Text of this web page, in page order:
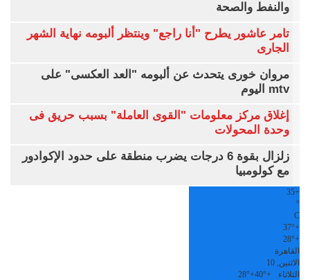
والنفط والصحة
تامر عاشور يطرح "أنا راجع" وينتظر ألبومه نهاية الشهر
الجارى
مروان خورى يتحدث عن ألبومه "العد العكسى" على
mtv اليوم
إغلاق مركز معلومات "القوى العاملة" بسبب حريق فى
وحدة المحولات
زلزال بقوة 6 درجات يضرب منطقة على حدود الإكوادور
مع كولومبيا
+
35
°
C
+
37°
+
28°
القاهرة
الاثنين, 10
الثلاثاء
+
40°
+
28°